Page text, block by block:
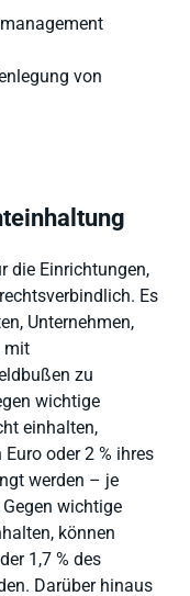
von
die Einrichtungen,
Es
Unternehmen,
mit
zu
wichtige
einhalten,
oder 2 % ihres
werden – je
wichtige
können
1,7 % des
Darüber hinaus